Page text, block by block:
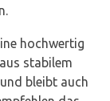
hochwertig
stabilem
bleibt auch